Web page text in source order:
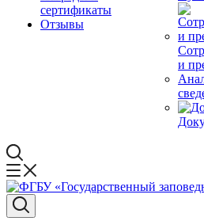
сертификаты
Отзывы
и